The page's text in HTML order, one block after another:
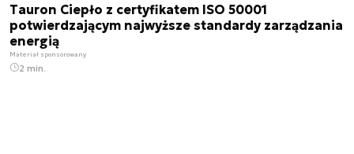
Tauron Ciepło z certyfikatem ISO 50001
potwierdzającym najwyższe standardy zarządzania
energią
Materiał sponsorowany
2 min.